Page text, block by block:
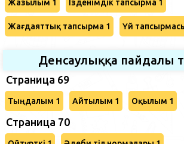
Жазылым 1 Ізденімдік тапсырма 1
Жағдаяттық тапсырма 1 Үй
Денсаулыққа пайдалы
Страница 69
Тыңдалым 1 Айтылым 1 Оқылым 1
Cтраница 70